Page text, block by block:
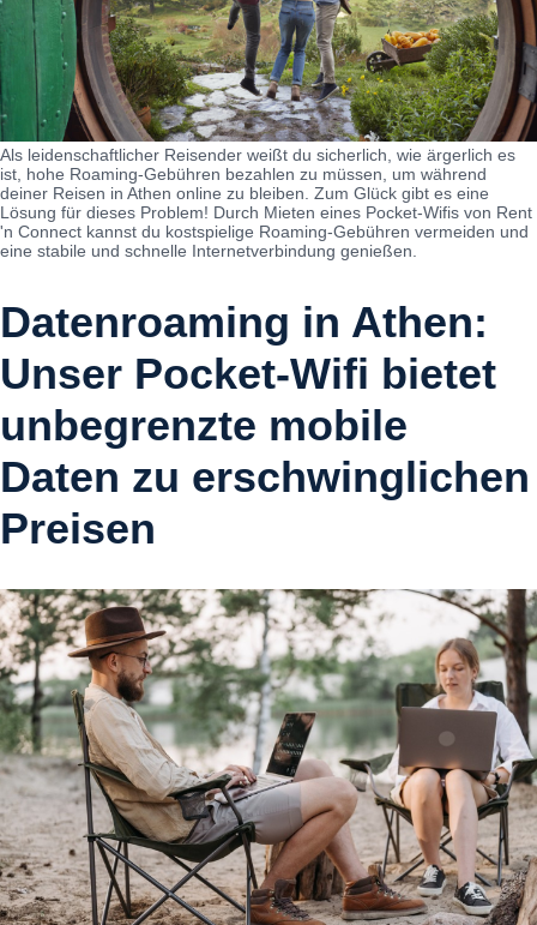
Als leidenschaftlicher Reisender weißt du sicherlich, wie ärgerlich es
ist, hohe Roaming-Gebühren bezahlen zu müssen, um während
deiner Reisen in Athen online zu bleiben. Zum Glück gibt es eine
Lösung für dieses Problem! Durch Mieten eines Pocket-Wifis von Rent
'n Connect kannst du kostspielige Roaming-Gebühren vermeiden und
eine stabile und schnelle Internetverbindung genießen.
Datenroaming in Athen:
Unser Pocket-Wifi bietet
unbegrenzte mobile
Daten zu erschwinglichen
Preisen